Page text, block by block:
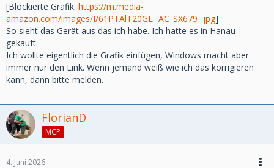
[Blockierte Grafik: https://m.media-
amazon.com/images/I/61PTAlT20GL._AC_SX679_.jpg]
So sieht das Gerät aus das ich habe. Ich hatte es in Hanau
gekauft.
Ich wollte eigentlich die Grafik einfügen, Windows macht aber
immer nur den Link. Wenn jemand weiß wie ich das korrigieren
kann, dann bitte melden.
FlorianD
MCP
4. Juni 2026